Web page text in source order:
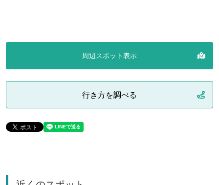
周辺スポット表示
行き方を調べる